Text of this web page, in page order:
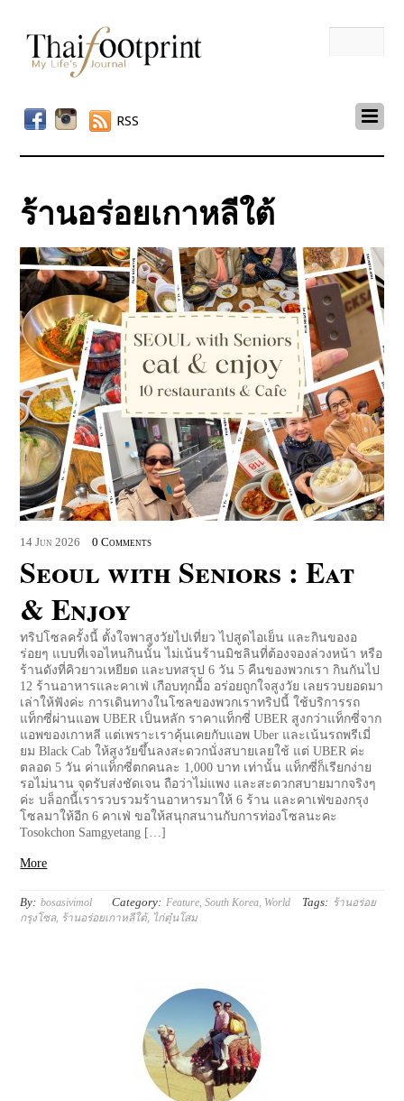
RSS
ร้านอร่อยเกาหลีใต้
14 Jun 2026 0 Comments
Seoul with Seniors : Eat
& Enjoy
ทริปโซลครั้งนี้ ตั้งใจพาสูงวัยไปเที่ยว ไปสูดไอเย็น และกินของอ
ร่อยๆ แบบที่เจอไหนกินนั้น ไม่เน้นร้านมิชลินที่ต้องจองล่วงหน้า หรือ
ร้านดังที่คิวยาวเหยียด และบทสรุป 6 วัน 5 คืนของพวกเรา กินกันไป
12 ร้านอาหารและคาเฟ่ เกือบทุกมื้อ อร่อยถูกใจสูงวัย เลยรวบยอดมา
เล่าให้ฟังค่ะ การเดินทางในโซลของพวกเราทริปนี้ ใช้บริการรถ
แท็กซี่ผ่านแอพ UBER เป็นหลัก ราคาแท็กซี่ UBER สูงกว่าแท็กซี่จาก
แอพของเกาหลี แต่เพราะเราคุ้นเคยกับแอพ Uber และเน้นรถพรีเมี่
ยม Black Cab ให้สูงวัยขึ้นลงสะดวกนั่งสบายเลยใช้ แต่ UBER ค่ะ
ตลอด 5 วัน ค่าแท็กซี่ตกคนละ 1,000 บาท เท่านั้น แท็กซี่ก็เรียกง่าย
รอไม่นาน จุดรับส่งชัดเจน ถือว่าไม่แพง และสะดวกสบายมากจริงๆ
ค่ะ บล็อกนี้เรารวบรวมร้านอาหารมาให้ 6 ร้าน และคาเฟ่ของกรุง
โซลมาให้อีก 6 คาเฟ่ ขอให้สนุกสนานกับการท่องโซลนะคะ
Tosokchon Samgyetang […]
More
By: bosasivimol Category: Feature,South Korea, World Tags: ร้านอร่อย
กรุงโซล, ร้านอร่อยเกาหลีใต้, ไก่ตุ๋นโสม